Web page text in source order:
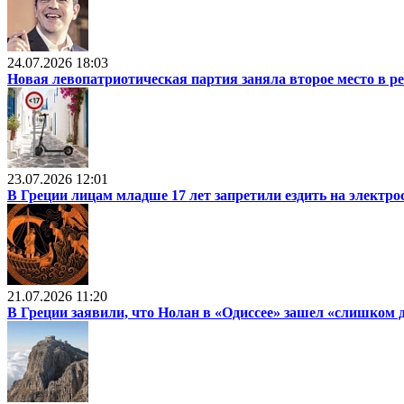
24.07.2026 18:03
Новая левопатриотическая партия заняла второе место в
23.07.2026 12:01
В Греции лицам младше 17 лет запретили ездить на
21.07.2026 11:20
В Греции заявили, что Нолан в «Одиссее» зашел «слишком